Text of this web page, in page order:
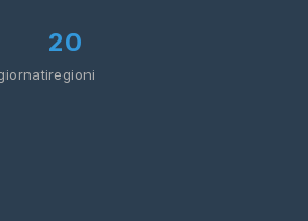
20
regioni